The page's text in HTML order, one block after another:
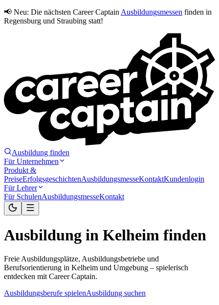
📢 Neu: Die nächsten Career Captain Ausbildungsmessen finden in
Regensburg und Straubing statt!
Ausbildung finden
Für Unternehmen
Produkt &
PreiseErfolgsgeschichtenAusbildungsmesseKontaktKundenlogin
Für Lehrer
Für SchulenAusbildungsmesseKontakt
Ausbildung in Kelheim finden
Freie Ausbildungsplätze, Ausbildungsbetriebe und
Berufsorientierung in Kelheim und Umgebung – spielerisch
entdecken mit Career Captain.
Ausbildungsberufe spielenAusbildung suchen